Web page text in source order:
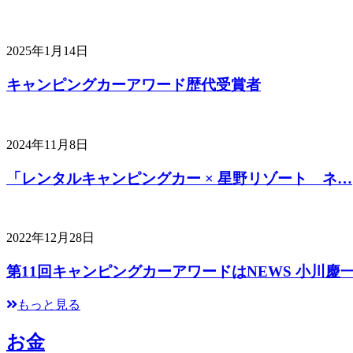
2025年1月14日
キャンピングカーアワード歴代受賞者
2024年11月8日
「レンタルキャンピングカー × 星野リゾート ネ…
2022年12月28日
第11回キャンピングカーアワードはNEWS 小川慶
もっと見る
お金